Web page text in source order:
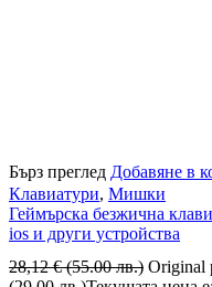
Бърз преглед Добавяне в
Клавиатури, Мишки
Геймърска безжична
ios и други устройства
28,12€ (55.00 лв.) Original